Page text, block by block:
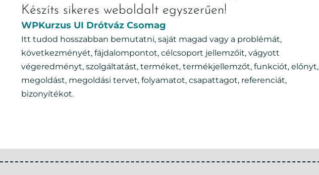
Készíts sikeres weboldalt egyszerűen!
WPKurzus UI Drótváz Csomag
Itt tudod hosszabban bemutatni, saját magad vagy a problémát,
következményét, fájdalompontot, célcsoport jellemzőit, vágyott
végeredményt, szolgáltatást, terméket, termékjellemzőt, funkciót, előnyt,
megoldást, megoldási tervet, folyamatot, csapattagot, referenciát,
bizonyítékot.